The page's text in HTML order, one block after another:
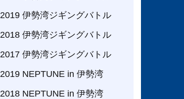
2019 伊勢湾ジギングバトル
2018 伊勢湾ジギングバトル
2017 伊勢湾ジギングバトル
2019 NEPTUNE in 伊勢湾
2018 NEPTUNE in 伊勢湾